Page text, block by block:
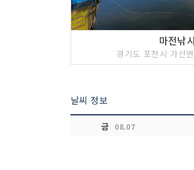
마전낚
경기도 포천시 가산
날씨 정보
금 08.07